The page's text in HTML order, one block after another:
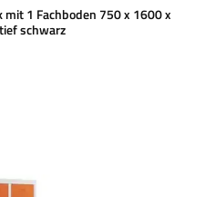
1 Fachboden 750 x 1600 x
schwarz